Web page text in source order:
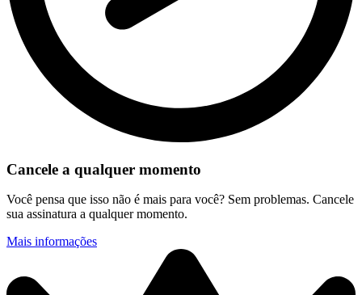
Cancele a qualquer momento
Você pensa que isso não é mais para você? Sem problemas. Cancele
sua assinatura a qualquer momento.
Mais informações